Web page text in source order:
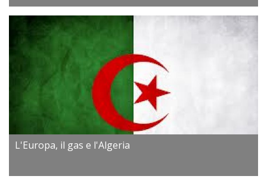
L'Europa, il gas e l'Algeria